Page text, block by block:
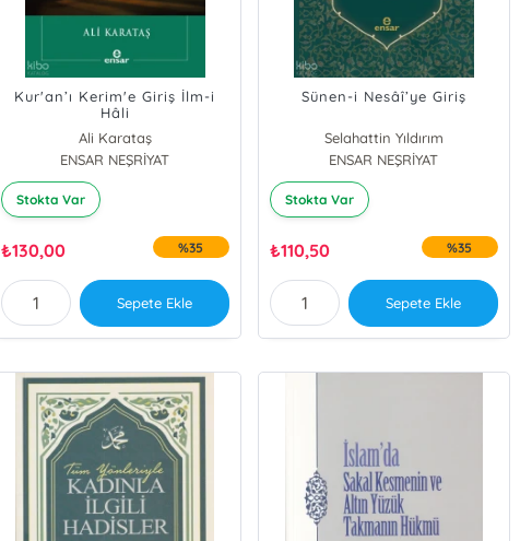
Kur'an’ı Kerim'e Giriş İlm-i
Hâli
Ali Karataş
ENSAR NEŞRİYAT
Stokta Var
₺130,00 %35
Sepete Ekle
Sünen-i Nesâî’ye Giriş
Selahattin Yıldırım
ENSAR NEŞRİYAT
Stokta Var
₺110,50 %35
Sepete Ekle